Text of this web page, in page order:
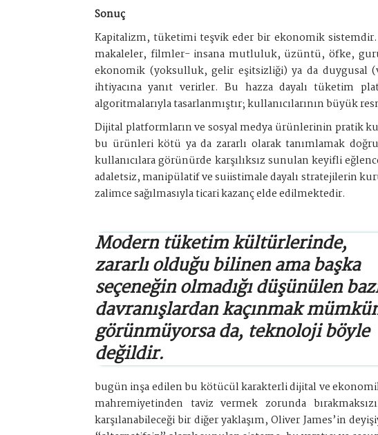
Sonuç
Kapitalizm, tüketimi teşvik eder bir ekonomik
makaleler, filmler- insana mutluluk, üzüntü, öfke,
ekonomik (yoksulluk, gelir eşitsizliği) ya da duygusal
ihtiyacına yanıt verirler. Bu hazza dayalı tüketim
algoritmalarıyla tasarlanmıştır; kullanıcılarının büyük
Dijital platformların ve sosyal medya ürünlerinin pratik
bu ürünleri kötü ya da zararlı olarak tanımlamak
kullanıcılara görünürde karşılıksız sunulan keyifli
adaletsiz, manipülatif ve suiistimale dayalı stratejilerin
zalimce sağılmasıyla ticari kazanç elde edilmektedir.
Modern tüketim kültürlerinde,
zararlı olduğu bilinen ama başka
seçeneğin olmadığı düşünülen
davranışlardan kaçınmak
görünmüyorsa da, teknoloji böyle
değildir.
bugün inşa edilen bu kötücül karakterli dijital ve
mahremiyetinden taviz vermek zorunda
karşılanabileceği bir diğer yaklaşım, Oliver James’in